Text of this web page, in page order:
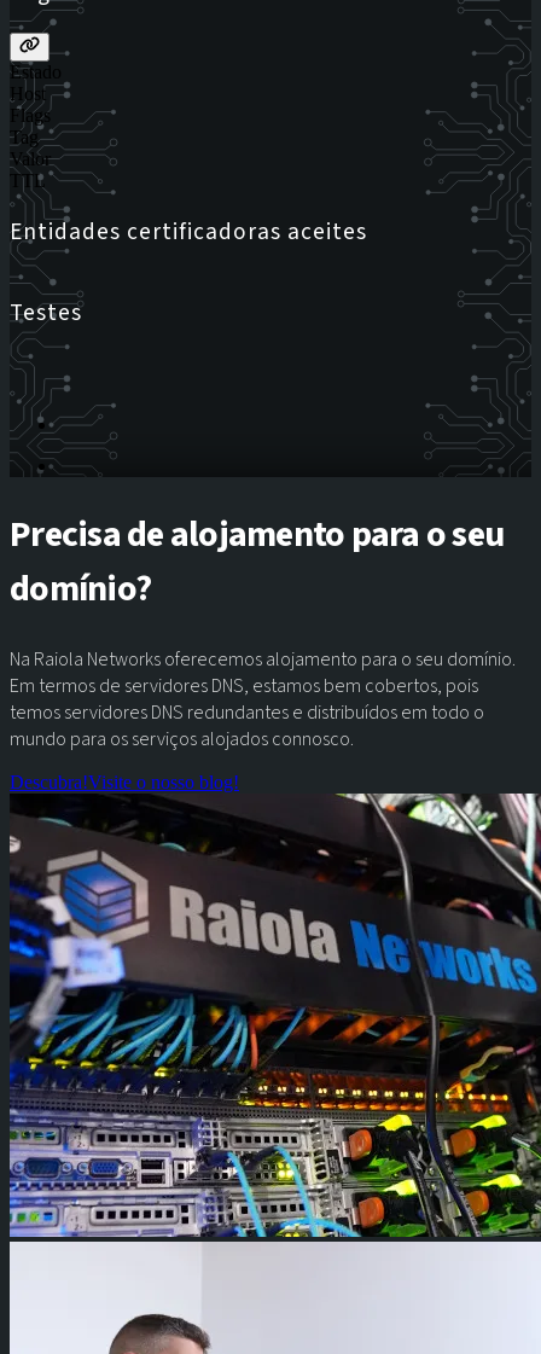
Estado
Host
Flags
Tag
Valor
TTL
Entidades certificadoras aceites
Testes
Precisa de alojamento para o seu
domínio?
Na Raiola Networks oferecemos alojamento para o seu domínio.
Em termos de servidores DNS, estamos bem cobertos, pois
temos servidores DNS redundantes e distribuídos em todo o
mundo para os serviços alojados connosco.
Descubra!Visite o nosso blog!